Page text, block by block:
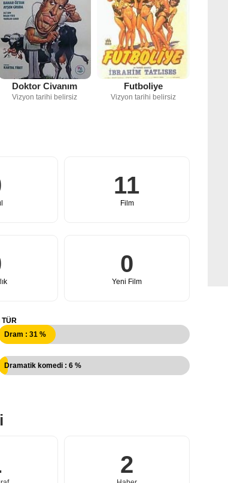
Doktor Civanım
Vizyon tarihi belirsiz
Futboliye
Vizyon tarihi belirsiz
11
Film
0
Yeni Film
TÜR
Dram : 31 %
Dramatik komedi : 6 %
2